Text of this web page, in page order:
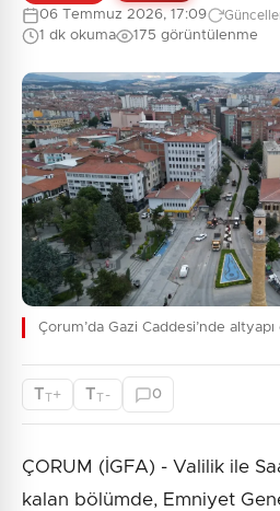
06 Temmuz 2026, 17:09
1 dk okuma 175 görüntülenme
Çorum’da Gazi Caddesi’nde altyapı
TT+ TT - 0
ÇORUM (İGFA) - Valilik ile
kalan bölümde, Emniyet